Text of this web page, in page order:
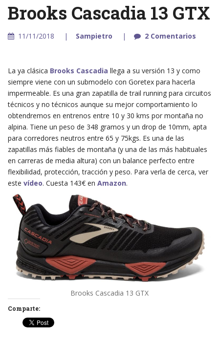
Brooks Cascadia 13 GTX
11/11/2018 Sampietro 2 Comentarios
La ya clásica Brooks Cascadia llega a su versión 13 y como
siempre viene con un submodelo con Goretex para hacerla
impermeable. Es una gran zapatilla de trail running para circuitos
técnicos y no técnicos aunque su mejor comportamiento lo
obtendremos en entrenos entre 10 y 30 kms por montaña no
alpina. Tiene un peso de 348 gramos y un drop de 10mm, apta
para corredores neutros entre 65 y 75kgs. Es una de las
zapatillas más fiables de montaña (y una de las más habituales
en carreras de media altura) con un balance perfecto entre
flexibilidad, protección, tracción y peso. Para verla de cerca, ver
este vídeo. Cuesta 143€ en Amazon.
Brooks Cascadia 13 GTX
Comparte: